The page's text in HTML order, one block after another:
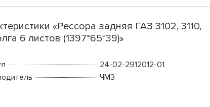
«Рессора задняя ГАЗ 3102, 3110,
6 листов (1397*65*39)»
24-02-2912012-01
ЧМЗ